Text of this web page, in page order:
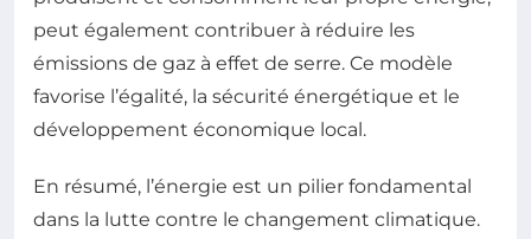
peut également contribuer à réduire les
émissions de gaz à effet de serre. Ce modèle
favorise l’égalité, la sécurité énergétique et le
développement économique local.
En résumé, l’énergie est un pilier fondamental
dans la lutte contre le changement climatique.